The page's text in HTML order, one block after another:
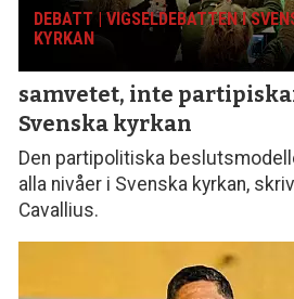
DEBATT | VIGSELDEBATTEN I
KYRKAN
samvetet, inte
Svenska kyrkan
Den partipolitiska
alla nivåer i Svenska kyrkan,
Cavallius.